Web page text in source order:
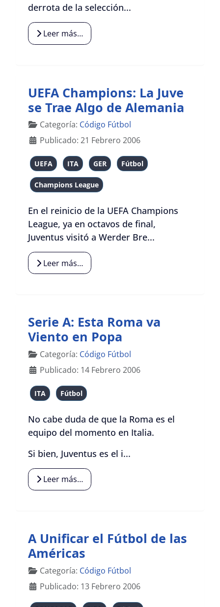
derrota de la selección...
Leer más…
UEFA Champions: La Juve
se Trae Algo de Alemania
Detalles
Categoría: Código Fútbol
Publicado: 21 Febrero 2006
UEFA ITA GER Fútbol
Champions League
En el reinicio de la UEFA Champions
League, ya en octavos de final,
Juventus visitó a Werder Bre...
Leer más…
Serie A: Esta Roma va
Viento en Popa
Detalles
Categoría: Código Fútbol
Publicado: 14 Febrero 2006
ITA Fútbol
No cabe duda de que la Roma es el
equipo del momento en Italia.
Si bien, Juventus es el i...
Leer más…
A Unificar el Fútbol de las
Américas
Detalles
Categoría: Código Fútbol
Publicado: 13 Febrero 2006